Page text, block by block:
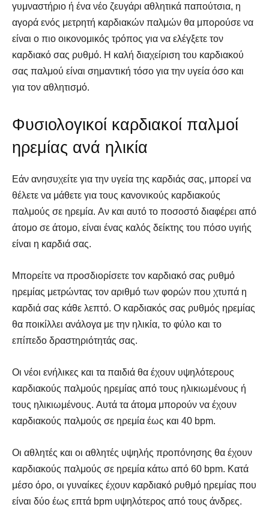
γυμναστήριο ή ένα νέο ζευγάρι αθλητικά παπούτσια, η
αγορά ενός μετρητή καρδιακών παλμών θα μπορούσε να
είναι ο πιο οικονομικός τρόπος για να ελέγξετε τον
καρδιακό σας ρυθμό. Η καλή διαχείριση του καρδιακού
σας παλμού είναι σημαντική τόσο για την υγεία όσο και
για τον αθλητισμό.
Φυσιολογικοί καρδιακοί παλμοί
ηρεμίας ανά ηλικία
Εάν ανησυχείτε για την υγεία της καρδιάς σας, μπορεί να
θέλετε να μάθετε για τους κανονικούς καρδιακούς
παλμούς σε ηρεμία. Αν και αυτό το ποσοστό διαφέρει από
άτομο σε άτομο, είναι ένας καλός δείκτης του πόσο υγιής
είναι η καρδιά σας.
Μπορείτε να προσδιορίσετε τον καρδιακό σας ρυθμό
ηρεμίας μετρώντας τον αριθμό των φορών που χτυπά η
καρδιά σας κάθε λεπτό. Ο καρδιακός σας ρυθμός ηρεμίας
θα ποικίλλει ανάλογα με την ηλικία, το φύλο και το
επίπεδο δραστηριότητάς σας.
Οι νέοι ενήλικες και τα παιδιά θα έχουν υψηλότερους
καρδιακούς παλμούς ηρεμίας από τους ηλικιωμένους ή
τους ηλικιωμένους. Αυτά τα άτομα μπορούν να έχουν
καρδιακούς παλμούς σε ηρεμία έως και 40 bpm.
Οι αθλητές και οι αθλητές υψηλής προπόνησης θα έχουν
καρδιακούς παλμούς σε ηρεμία κάτω από 60 bpm. Κατά
μέσο όρο, οι γυναίκες έχουν καρδιακό ρυθμό ηρεμίας που
είναι δύο έως επτά bpm υψηλότερος από τους άνδρες.